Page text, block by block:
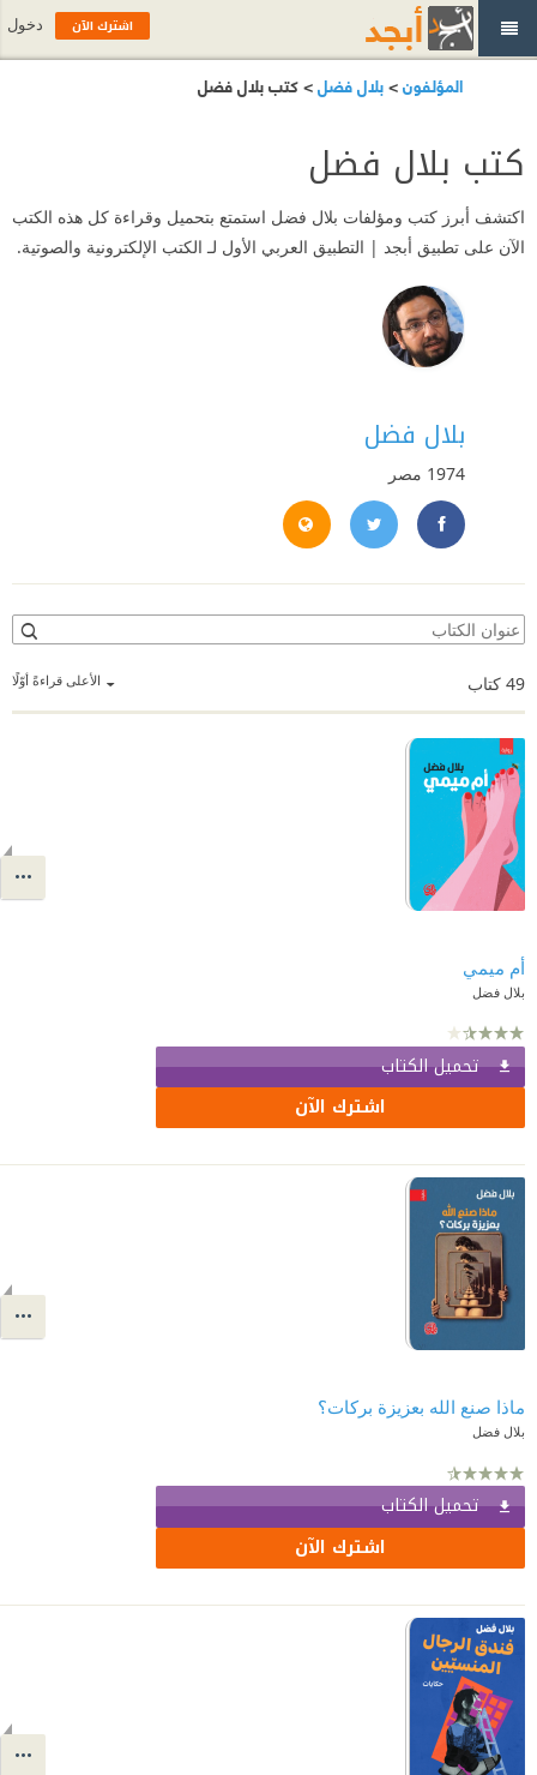
المؤلفون>بلال فضل> كتب بلال فضل
كتب بلال فضل
اكتشف أبرز كتب ومؤلفات بلال فضل استمتع بتحميل وقراءة كل هذه الكتب
الآن على تطبيق أبجد | التطبيق العربي الأول لـ الكتب الإلكترونية والصوتية.
بلال فضل
1974 مصر
https://www.facebook.com/belal.fadl.5/
https://twitter.com/#!/belalfadl
الأعلى قراءةً أوّلًا 49 كتاب
أم ميمي
بلال فضل
تحميل الكتاب
اشترك الآن
ماذا صنع الله بعزيزة بركات؟
بلال فضل
تحميل الكتاب
اشترك الآن
اشترك الآن دخول